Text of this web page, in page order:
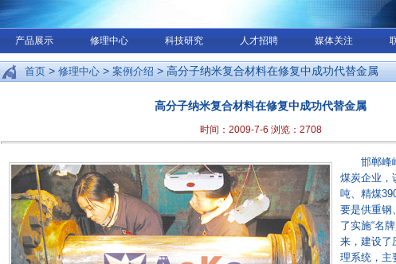
产品展示 修理中心 科技研究 人才招聘 媒体关注
首页 > 修理中心 > 案例介绍 > 高分子纳米复合材料在修复中成功代替金属
高分子纳米复合材料在修复中成功代替金属
时间：2009-7-6 浏览： 2708
邯郸峰
煤炭企业，
吨、精煤
要是供重钢
了实施“名
来，建设了
理系统，主